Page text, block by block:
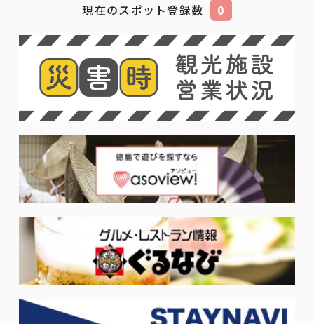
現在のスポット登録数 0